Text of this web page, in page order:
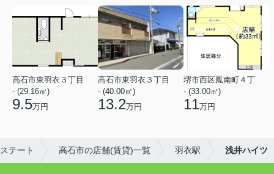
高石市東羽衣３丁目
- (29.16㎡)
9.5万円
高石市東羽衣３丁目
- (40.00㎡)
13.2万円
堺市西区鳳南町４丁
- (33.00㎡)
11万円
テート 高石市の店舗(賃貸)一覧 羽衣駅 浅井ハイツ